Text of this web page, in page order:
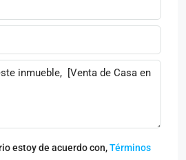
estoy de acuerdo con,Términos